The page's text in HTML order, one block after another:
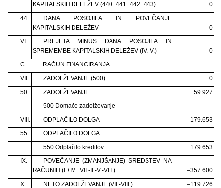
KAPITALSKIH DELEŽEV (440+441+442+443)
0
44
DANA POSOJILA IN POVEČANJE
KAPITALSKIH DELEŽEV
0
VI.
PREJETA MINUS DANA POSOJILA IN
SPREMEMBE KAPITALSKIH DELEŽEV (IV.-V.)
0
C.
RAČUN FINANCIRANJA
VII.
ZADOLŽEVANJE (500)
0
50
ZADOLŽEVANJE
59.927
500 Domače zadolževanje
VIII.
ODPLAČILO DOLGA
179.653
55
ODPLAČILO DOLGA
550 Odplačilo kreditov
179.653
IX.
POVEČANJE (ZMANJŠANJE) SREDSTEV NA
RAČUNIH (I.+IV.+VII.-II.-V.-VIII.)
–357.600
X.
NETO ZADOLŽEVANJE (VII.-VIII.)
–119.726